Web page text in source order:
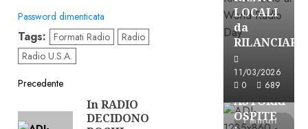
Password dimenticata
Tags: Formati Radio
Radio
Radio U.S.A.
Navigazione
articolo
Precedente
precedente:
In RADIO
DECIDONO
LOCALI
da
RILANCIARE
11/03/2026
0
689
1 minuti
Astorri News
FREE
ASTORRI
OSPITE